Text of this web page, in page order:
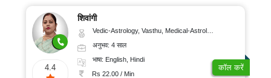
4.4
शिवांगी
Vedic-Astrology, Vasthu, Medical-Astrology
अनुभव: 4 साल
भाषा: English, Hindi
Rs 22.00 / Min
कॉल करें